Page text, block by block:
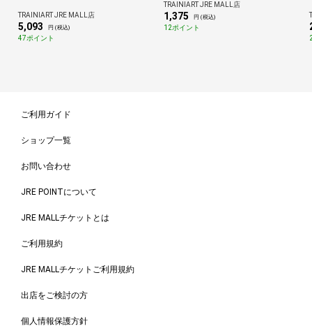
TRAINIART JRE MALL店
5,093 円 (税込)
47ポイント
TRAINIART JRE MALL店
1,375 円 (税込)
12ポイント
ご利用ガイド
ショップ一覧
お問い合わせ
JRE POINTについて
JRE MALLチケットとは
ご利用規約
JRE MALLチケットご利用規約
出店をご検討の方
個人情報保護方針